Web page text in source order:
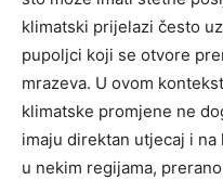
klimatski prijelazi često
pupoljci koji se otvore
mrazeva. U ovom
klimatske promjene ne
imaju direktan utjecaj i
u nekim regijama,